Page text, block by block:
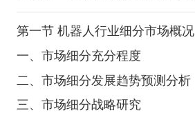
第一节 机器人行业细分市场概况
一、市场细分充分程度
二、市场细分发展趋势预测分析
三、市场细分战略研究